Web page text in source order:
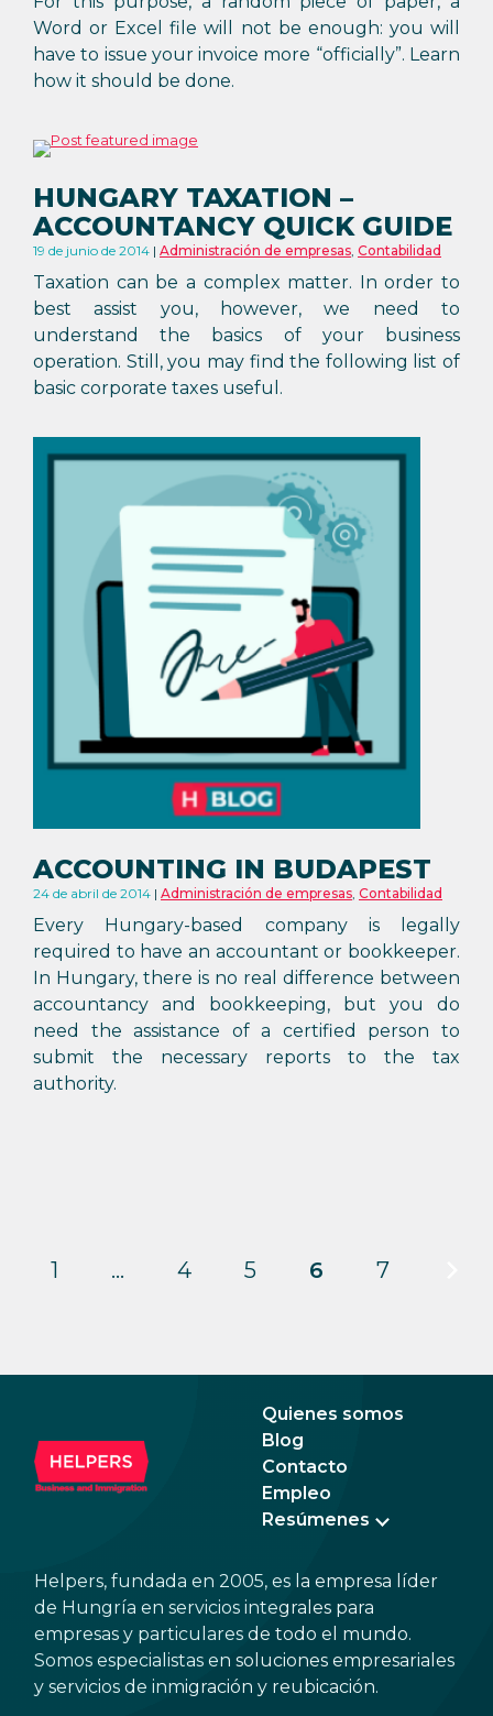
Word or Excel file will not be enough: you will
have to issue your invoice more “officially”. Learn
how it should be done.
HUNGARY TAXATION –
ACCOUNTANCY QUICK GUIDE
19 de junio de 2014 Administración de empresas, Contabilidad
Taxation can be a complex matter. In order to
best assist you, however, we need to
understand the basics of your business
operation. Still, you may find the following list of
basic corporate taxes useful.
ACCOUNTING IN BUDAPEST
24 de abril de 2014 Administración de empresas, Contabilidad
Every Hungary-based company is legally
required to have an accountant or bookkeeper.
In Hungary, there is no real difference between
accountancy and bookkeeping, but you do
need the assistance of a certified person to
submit the necessary reports to the tax
authority.
1 … 4 5 6 7
Quienes somos
Blog
Contacto
Empleo
Resúmenes
Helpers, fundada en 2005, es la empresa líder
de Hungría en servicios integrales para
empresas y particulares de todo el mundo.
Somos especialistas en soluciones empresariales
y servicios de inmigración y reubicación.